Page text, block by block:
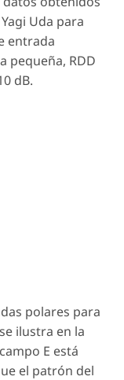
Uda para
entrada
pequeña, RDD
dB.
polares para
ilustra en la
E está
el patrón del